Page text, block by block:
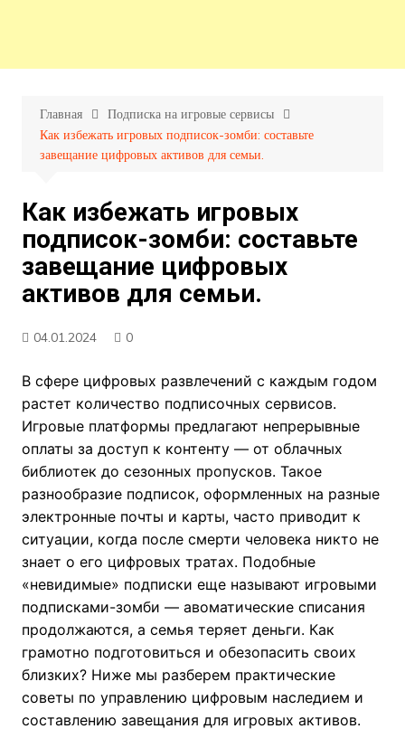
Главная
Подписка на игровые сервисы
Как избежать игровых подписок-зомби: составьте
завещание цифровых активов для семьи.
Как избежать игровых
подписок-зомби: составьте
завещание цифровых
активов для семьи.
04.01.2024 0
В сфере цифровых развлечений с каждым годом
растет количество подписочных сервисов.
Игровые платформы предлагают непрерывные
оплаты за доступ к контенту — от облачных
библиотек до сезонных пропусков. Такое
разнообразие подписок, оформленных на разные
электронные почты и карты, часто приводит к
ситуации, когда после смерти человека никто не
знает о его цифровых тратах. Подобные
«невидимые» подписки еще называют игровыми
подписками-зомби — авоматические списания
продолжаются, а семья теряет деньги. Как
грамотно подготовиться и обезопасить своих
близких? Ниже мы разберем практические
советы по управлению цифровым наследием и
составлению завещания для игровых активов.